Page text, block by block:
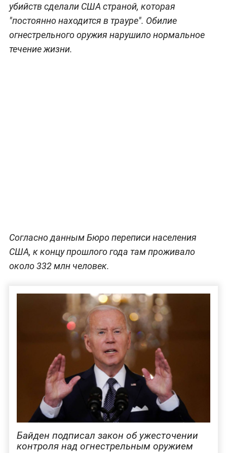
убийств сделали США страной, которая
"постоянно находится в трауре". Обилие
огнестрельного оружия нарушило нормальное
течение жизни.
Согласно данным Бюро переписи населения
США, к концу прошлого года там проживало
около 332 млн человек.
Байден подписал закон об ужесточении
контроля над огнестрельным оружием